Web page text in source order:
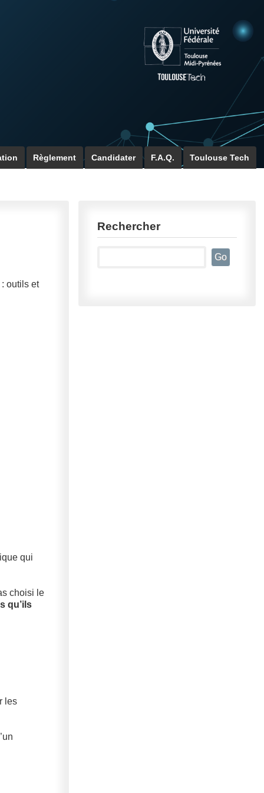
Toulouse Tech
F.A.Q.
Candidater
Règlement
outils et
qui
choisi le
qu’ils
les
Rechercher